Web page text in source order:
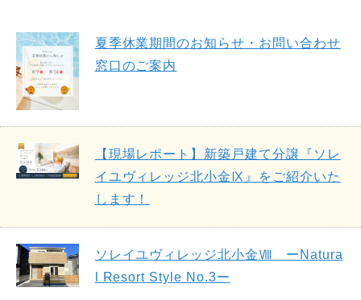
夏季休業期間のお知らせ・お問い合わせ
窓口のご案内
【現場レポート】新築戸建て分譲『ソレ
イユヴィレッジ北小金Ⅸ』をご紹介いた
します！
ソレイユヴィレッジ北小金Ⅷ ーNatura
l Resort Style No.3ー